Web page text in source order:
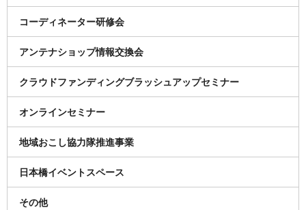
コーディネーター研修会
アンテナショップ情報交換会
クラウドファンディングブラッシュアップセミナー
オンラインセミナー
地域おこし協力隊推進事業
日本橋イベントスペース
その他